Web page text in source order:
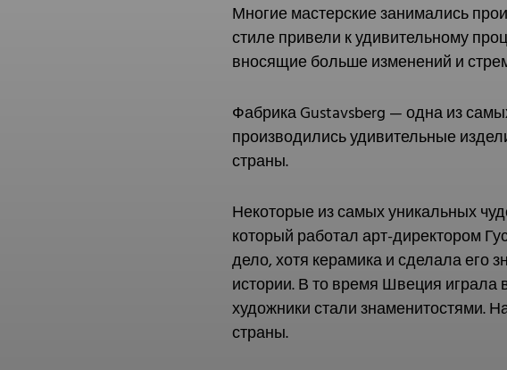
Многие мастерские занимались
стиле привели к удивительному
вносящие больше изменений и
Фабрика Gustavsberg — одна из
производились удивительные
страны.
Некоторые из самых уникальных
который работал арт-директором
дело, хотя керамика и сделала его
истории. В то время Швеция играла
художники стали знаменитостями.
страны.